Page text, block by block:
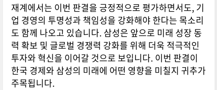
재계에서는 이번 판결을 긍정적으로 평가하면서도, 기
업 경영의 투명성과 책임성을 강화해야 한다는 목소리
도 함께 나오고 있습니다. 삼성은 앞으로 미래 성장 동
력 확보 및 글로벌 경쟁력 강화를 위해 더욱 적극적인
투자와 혁신을 이어갈 것으로 보입니다. 이번 판결이
한국 경제와 삼성의 미래에 어떤 영향을 미칠지 귀추가
주목됩니다.